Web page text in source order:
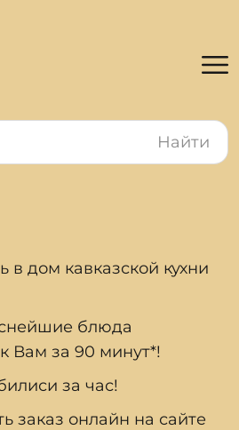
Найти
в дом кавказской кухни
блюда
Вам за 90 минут*!
за час!
заказ онлайн на сайте